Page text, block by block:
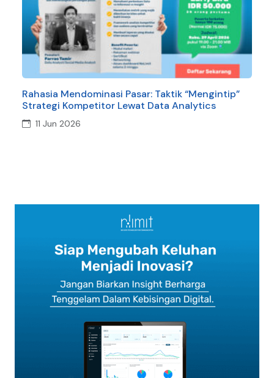
Rahasia Mendominasi Pasar: Taktik “Mengintip”
Strategi Kompetitor Lewat Data Analytics
11 Jun 2026